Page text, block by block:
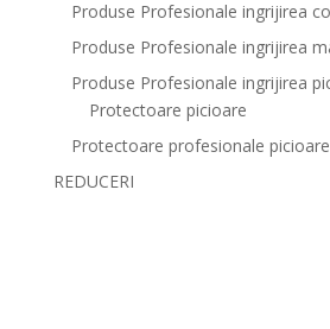
Produse Profesionale ingrijirea
Produse Profesionale ingrijirea
Produse Profesionale ingrijirea
Protectoare picioare
Protectoare profesionale picioare
REDUCERI